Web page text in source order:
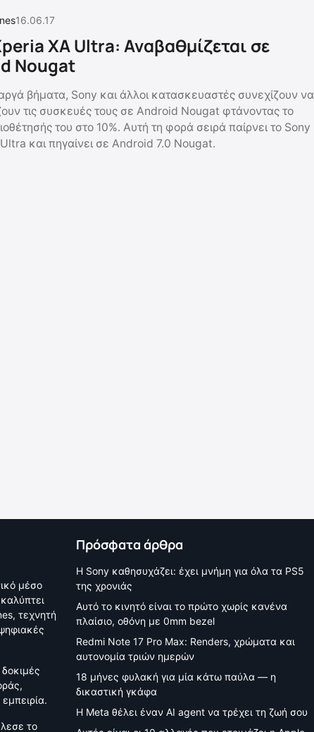
16.06.17
XA Ultra: Αναβαθμίζεται σε
Nougat
βήματα, Sony και άλλοι κατασκευαστές συνεχίζουν να
τις συσκευές τους σε Android Nougat φτάνοντας το
του στο 10%. Αυτή τη φορά σειρά παίρνει το Sony
και πηγαίνει σε Android 7.0 Nougat.
μέσο
τεχνητή
το
Πρόσφατα άρθρα
Η Sony καθησυχάζει: έχει μνήμη για όλα τα PS5
της χρονιάς
Αυτό το κινητό είναι το πρώτο χωρίς κανένα
πλαίσιο, οθόνη με 0mm bezel
Redmi Note 17 Pro Max: Renders, χρώματα και
αυτονομία τριών ημερών
18 μήνες φυλακή για μία κάτω παύλα — η
δικαστική γκάφα
Η Meta θέλει έναν AI agent να τρέχει τη ζωή σου